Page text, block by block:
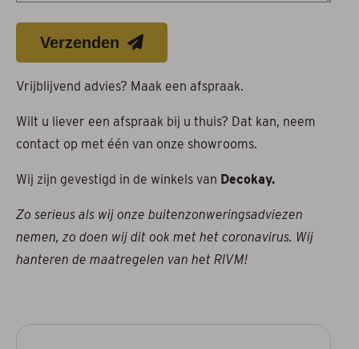
Verzenden
Vrijblijvend advies? Maak een afspraak.
Wilt u liever een afspraak bij u thuis? Dat kan, neem
contact op met één van onze showrooms.
Wij zijn gevestigd in de winkels van Decokay.
Zo serieus als wij onze buitenzonweringsadviezen
nemen, zo doen wij dit ook met het coronavirus. Wij
hanteren de maatregelen van het RIVM!